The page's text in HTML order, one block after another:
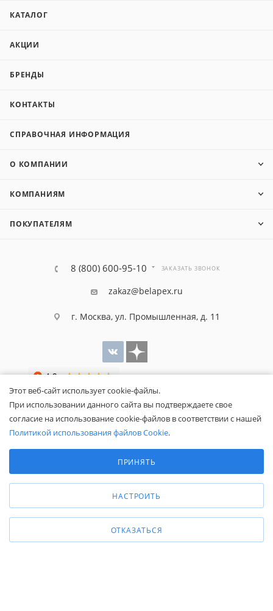
КАТАЛОГ
АКЦИИ
БРЕНДЫ
КОНТАКТЫ
СПРАВОЧНАЯ ИНФОРМАЦИЯ
О КОМПАНИИ
КОМПАНИЯМ
ПОКУПАТЕЛЯМ
8 (800) 600-95-10 ЗАКАЗАТЬ ЗВОНОК
zakaz@belapex.ru
г. Москва, ул. Промышленная, д. 11
9724044802
является публичной офертой.
пользовательского соглашения
Этот веб-сайт использует cookie-файлы.
При использовании данного сайта вы подтверждаете свое
согласие на использование cookie-файлов в соответствии с нашей
Политикой использования файлов Cookie.
Аналитические/Функциональные
ПРИНЯТЬ
НАСТРОИТЬ
ОТКАЗАТЬСЯ